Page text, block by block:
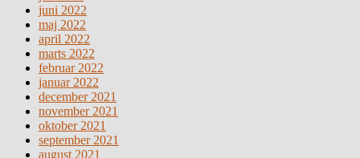
juni 2022
maj 2022
april 2022
marts 2022
februar 2022
januar 2022
december 2021
november 2021
oktober 2021
september 2021
august 2021